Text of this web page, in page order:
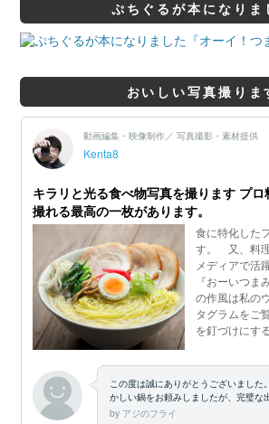
ぷちぐるが本になりま
おいしい写真撮りま